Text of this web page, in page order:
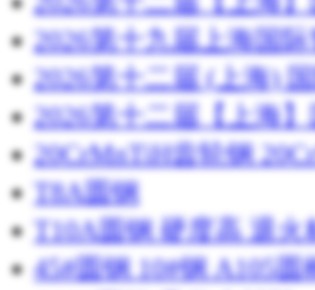
2026第十九届上海国
2026第十二届 (上海)
2026第十二届【上海
20CrMnTiH齿轮钢
T8A圆钢
T10A圆钢 硬度高 退火
45#圆钢 10#钢 A105圆